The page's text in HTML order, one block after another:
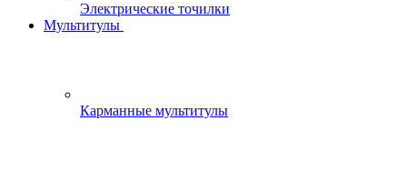
Электрические точилки
Мультитулы
Карманные мультитулы